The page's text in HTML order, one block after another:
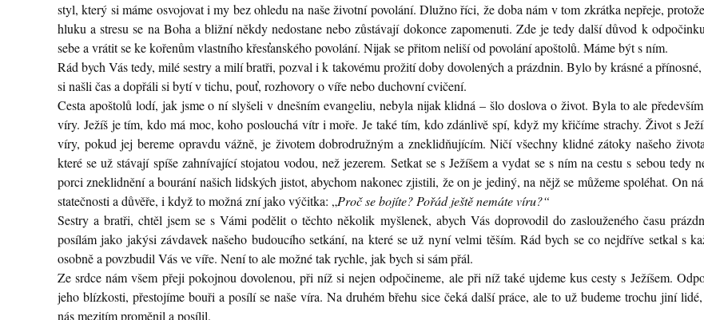
styl, který si máme osvojovat i my bez ohledu na naše životní povolání. Dlužno říci, že doba nám v tom zkrátka nepřeje,
hluku a stresu se na Boha a bližní někdy nedostane nebo zůstávají dokonce zapomenuti. Zde je tedy další důvod k
sebe a vrátit se ke kořenům vlastního křesťanského povolání. Nijak se přitom neliší od povolání apoštolů. Máme být s ním.
Rád bych Vás tedy, milé sestry a milí bratři, pozval i k takovému prožití doby dovolených a prázdnin. Bylo by krásné a
si našli čas a dopřáli si bytí v tichu, pouť, rozhovory o víře nebo duchovní cvičení.
Cesta apoštolů lodí, jak jsme o ní slyšeli v dnešním evangeliu, nebyla nijak klidná – šlo doslova o život. Byla to ale
víry. Ježíš je tím, kdo má moc, koho poslouchá vítr i moře. Je také tím, kdo zdánlivě spí, když my křičíme strachy. Život s
víry, pokud jej bereme opravdu vážně, je životem dobrodružným a zneklidňujícím. Ničí všechny klidné zátoky našeho
které se už stávají spíše zahnívající stojatou vodou, než jezerem. Setkat se s Ježíšem a vydat se s ním na cestu s sebou tedy
porci zneklidnění a bourání našich lidských jistot, abychom nakonec zjistili, že on je jediný, na nějž se můžeme spoléhat. On
statečnosti a důvěře, i když to možná zní jako výčitka: „Proč se bojíte? Pořád ještě nemáte víru?“
Sestry a bratři, chtěl jsem se s Vámi podělit o těchto několik myšlenek, abych Vás doprovodil do zaslouženého času
posílám jako jakýsi závdavek našeho budoucího setkání, na které se už nyní velmi těším. Rád bych se co nejdříve setkal s
osobně a povzbudil Vás ve víře. Není to ale možné tak rychle, jak bych si sám přál.
Ze srdce nám všem přeji pokojnou dovolenou, při níž si nejen odpočineme, ale při níž také ujdeme kus cesty s Ježíšem.
jeho blízkosti, přestojíme bouři a posílí se naše víra. Na druhém břehu sice čeká další práce, ale to už budeme trochu jiní
nás mezitím proměnil a posílil.